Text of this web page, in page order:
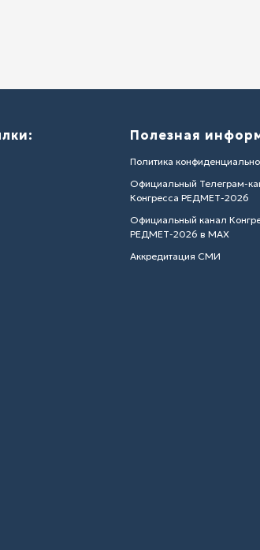
Полезная
Политика
Официальный Телеграм-
Конгресса РЕДМЕТ-2026
Официальный канал
РЕДМЕТ-2026 в MAX
Аккредитация СМИ